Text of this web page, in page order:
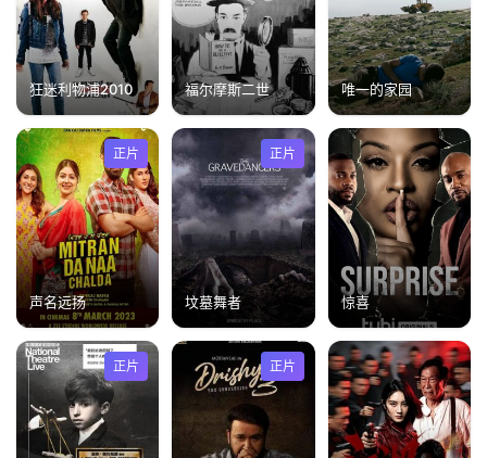
狂迷利物浦2010 福尔摩斯二世 唯一的家园
正片
声名远扬
正片
坟墓舞者 惊喜
正片 正片